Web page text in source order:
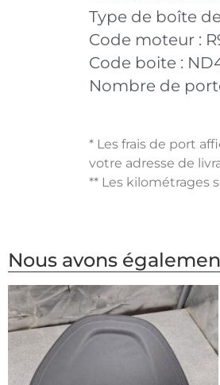
Type de boîte
Code moteur :
Code boite :
Nombre de
* Les frais de port
votre adresse de
** Les kilométrages
Nous avons